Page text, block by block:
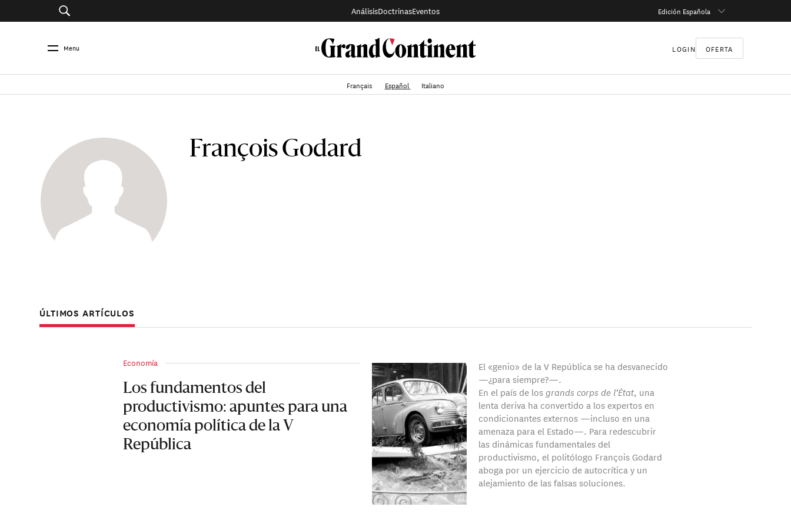
AnálisisDoctrinasEventos Edición Española
Menu LOGIN OFERTA
Français Español Italiano
François Godard
ÚLTIMOS ARTÍCULOS
Economía
Los fundamentos del
productivismo: apuntes para una
economía política de la V
República
El «genio» de la V República se ha desvanecido
—¿para siempre?—.
En el país de losgrands corps de l’État, una
lenta deriva ha convertido a los expertos en
condicionantes externos —incluso en una
amenaza para el Estado—. Para redescubrir
las dinámicas fundamentales del
productivismo, el politólogo François Godard
aboga por un ejercicio de autocrítica y un
alejamiento de las falsas soluciones.